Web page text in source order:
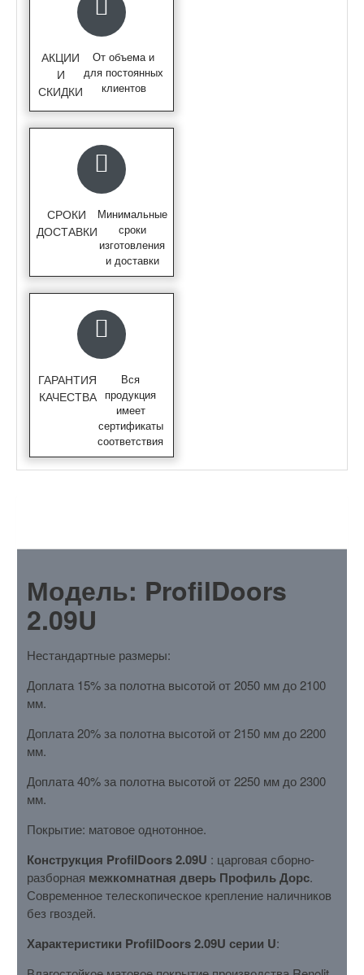
АКЦИИ
И
СКИДКИ
От объема и
для постоянных
клиентов
СРОКИ
ДОСТАВКИ
Минимальные
сроки
изготовления
и доставки
ГАРАНТИЯ
КАЧЕСТВА
Вся
продукция
имеет
сертификаты
соответствия
Модель: ProfilDoors
2.09U
Нестандартные размеры:
Доплата 15% за полотна высотой от 2050 мм до 2100
мм.
Доплата 20% за полотна высотой от 2150 мм до 2200
мм.
Доплата 40% за полотна высотой от 2250 мм до 2300
мм.
Покрытие: матовое однотонное.
Конструкция ProfilDoors 2.09U : царговая сборно-
разборная межкомнатная дверь Профиль Дорс.
Современное телескопическое крепление наличников
без гвоздей.
Характеристики ProfilDoors 2.09U серии U: